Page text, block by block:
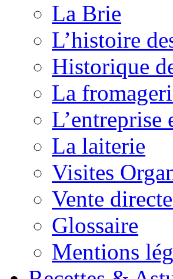
La Brie
L’histoire
Historique
La
L’entreprise
La laiterie
Visites
Vente
Glossaire
Mentions